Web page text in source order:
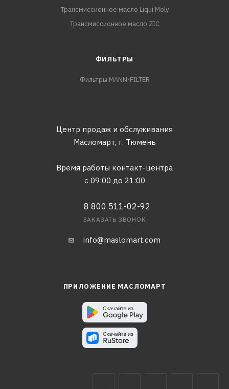
Трансмиссионное масло Liqui Moly
Трансмиссионное масло ZIC
ФИЛЬТРЫ
Фильтры MANN-FILTER
Центр продаж и обслуживания
Масломарт, г. Тюмень
Время работы контакт-центра
с 09:00 до 21:00
8 800 511-02-92
ЗАКАЗАТЬ ЗВОНОК
info@maslomart.com
ПРИЛОЖЕНИЕ МАСЛОМАРТ